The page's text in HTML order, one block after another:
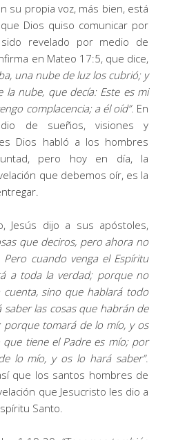
su propia voz, más bien, está
Dios quiso comunicar por
revelado por medio de
en Mateo 17:5, que dice,
una nube de luz los cubrió; y
la nube, que decía: Este es mi
complacencia; a él oíd”. En
de sueños, visiones y
Dios habló a los hombres
pero hoy en día, la
que debemos oír, es la
Jesús dijo a sus apóstoles,
que deciros, pero ahora no
Pero cuando venga el Espíritu
a toda la verdad; porque no
sino que hablará todo
saber las cosas que habrán de
porque tomará de lo mío, y os
tiene el Padre es mío; por
lo mío, y os lo hará saber”.
que los santos hombres de
que Jesucristo les dio a
Santo.